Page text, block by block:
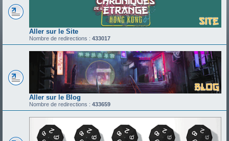
Aller sur le Site
Nombre de redirections : 433017
Aller sur le Blog
Nombre de redirections : 433659